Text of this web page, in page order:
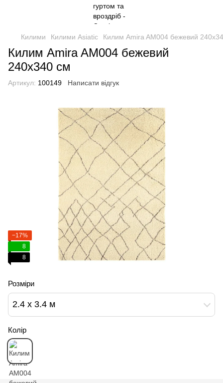
Килими Килими Asiatic Килим Amira AM004 бежевий
Килим Amira AM004 бежевий
240х340 см
Артикул: 100149 Написати відгук
−17%
8
8
Розміри
2.4 х 3.4 м
Колір